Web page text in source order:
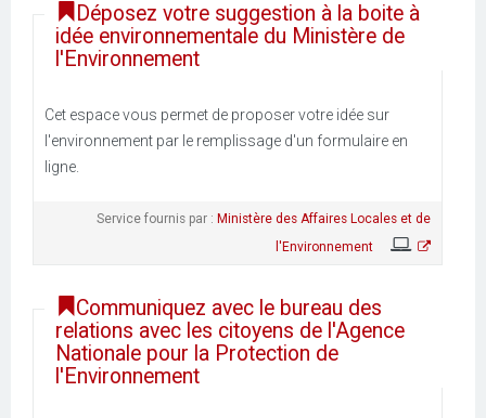
Déposez votre suggestion à la boite à
idée environnementale du Ministère de
l'Environnement
Cet espace vous permet de proposer votre idée sur
l'environnement par le remplissage d'un formulaire en
ligne.
Service fournis par : Ministère des Affaires Locales et de
l'Environnement
Communiquez avec le bureau des
relations avec les citoyens de l'Agence
Nationale pour la Protection de
l'Environnement